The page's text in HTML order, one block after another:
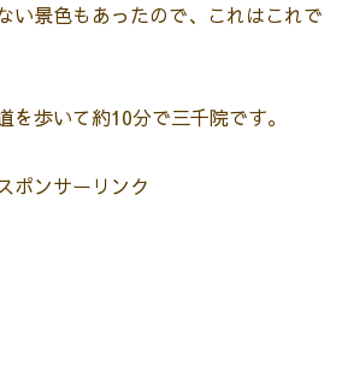
い景色もあったので、これはこれで
を歩いて約10分で三千院です。
ポンサーリンク